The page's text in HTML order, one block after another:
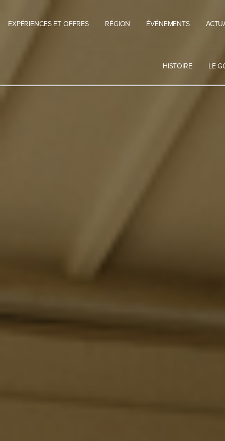
content
EXPÉRIENCES ET OFFRES RÉGION ÉVÉNEMENTS
HISTOIRE LE